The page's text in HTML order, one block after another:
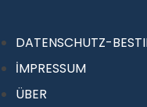
DATENSCHUTZ-
İMPRESSUM
ÜBER